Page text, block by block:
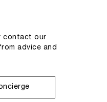
contact our
advice and